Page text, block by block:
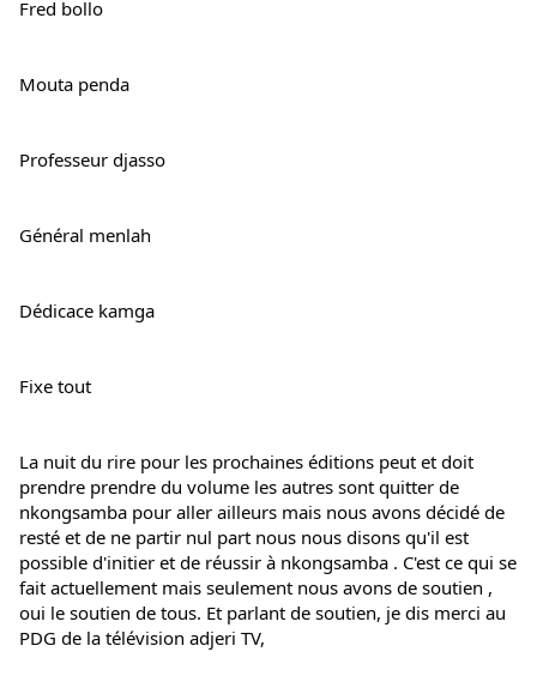
Fred bollo
Mouta penda
Professeur djasso
Général menlah
Dédicace kamga
Fixe tout
La nuit du rire pour les prochaines éditions peut et doit
prendre prendre du volume les autres sont quitter de
nkongsamba pour aller ailleurs mais nous avons décidé de
resté et de ne partir nul part nous nous disons qu'il est
possible d'initier et de réussir à nkongsamba . C'est ce qui se
fait actuellement mais seulement nous avons de soutien ,
oui le soutien de tous. Et parlant de soutien, je dis merci au
PDG de la télévision adjeri TV,